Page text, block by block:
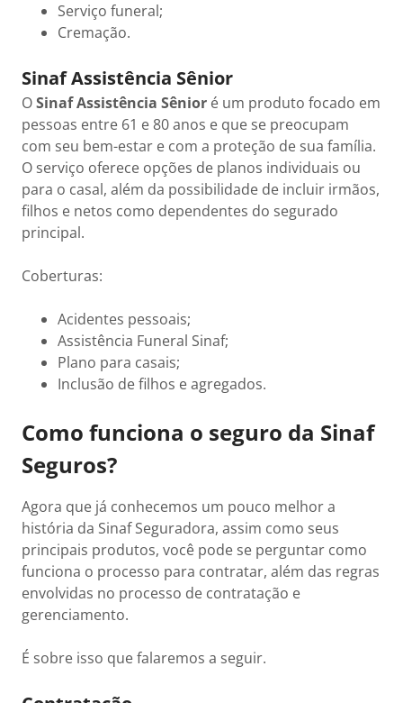
Serviço funeral;
Cremação.
Sinaf Assistência Sênior
OSinaf Assistência Sênior é um produto focado em
pessoas entre 61 e 80 anos e que se preocupam
com seu bem-estar e com a proteção de sua família.
O serviço oferece opções de planos individuais ou
para o casal, além da possibilidade de incluir irmãos,
filhos e netos como dependentes do segurado
principal.
Coberturas:
Acidentes pessoais;
Assistência Funeral Sinaf;
Plano para casais;
Inclusão de filhos e agregados.
Como funciona o seguro da Sinaf
Seguros?
Agora que já conhecemos um pouco melhor a
história da Sinaf Seguradora, assim como seus
principais produtos, você pode se perguntar como
funciona o processo para contratar, além das regras
envolvidas no processo de contratação e
gerenciamento.
É sobre isso que falaremos a seguir.